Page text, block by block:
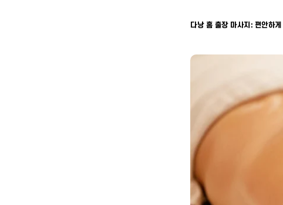
다낭 홈 출장 마사지: 편안하